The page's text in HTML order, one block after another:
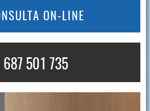
ON-LINE
687 501 735